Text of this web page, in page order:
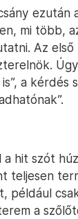
ezután
mi több,
Az
is”, a
a hit szót
teljesen
például
a